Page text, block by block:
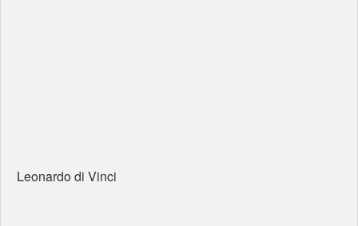
Leonardo di Vinci